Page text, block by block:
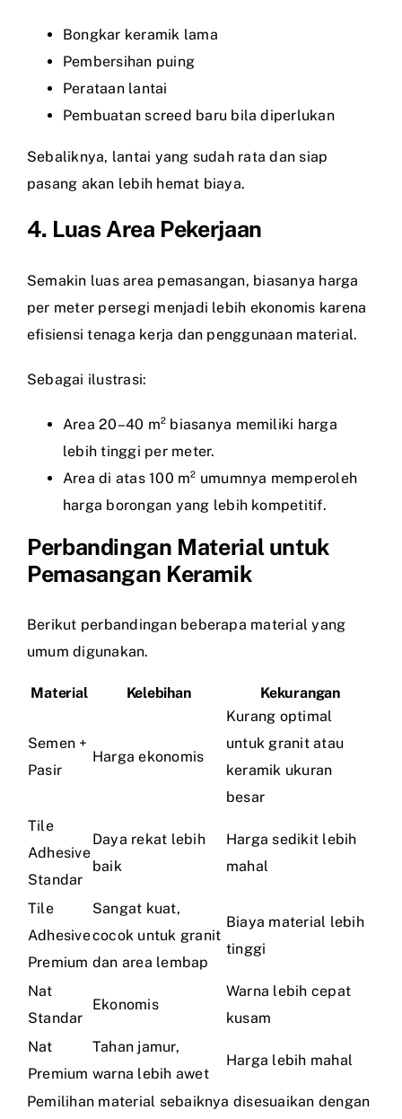
Bongkar keramik lama
Pembersihan puing
Perataan lantai
Pembuatan screed baru bila diperlukan
Sebaliknya, lantai yang sudah rata dan siap
pasang akan lebih hemat biaya.
4. Luas Area Pekerjaan
Semakin luas area pemasangan, biasanya harga
per meter persegi menjadi lebih ekonomis karena
efisiensi tenaga kerja dan penggunaan material.
Sebagai ilustrasi:
Area 20–40 m² biasanya memiliki harga
lebih tinggi per meter.
Area di atas 100 m² umumnya memperoleh
harga borongan yang lebih kompetitif.
Perbandingan Material untuk
Pemasangan Keramik
Berikut perbandingan beberapa material yang
umum digunakan.
Material Kelebihan Kekurangan
Semen +
Pasir
Harga ekonomis
Kurang optimal
untuk granit atau
keramik ukuran
besar
Tile
Adhesive
Standar
Daya rekat lebih
baik
Harga sedikit lebih
mahal
Tile
Adhesive
Premium
Sangat kuat,
cocok untuk granit
dan area lembap
Biaya material lebih
tinggi
Nat
Standar
Ekonomis
Warna lebih cepat
kusam
Nat
Premium
Tahan jamur,
warna lebih awet
Harga lebih mahal
Pemilihan material sebaiknya disesuaikan dengan